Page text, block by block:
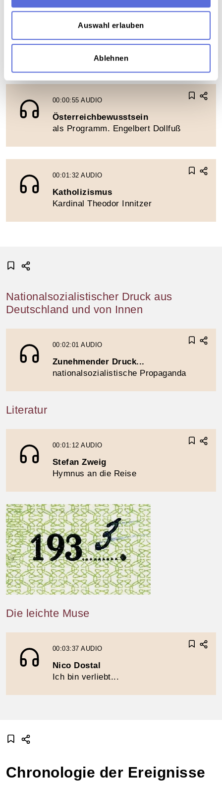
Auswahl erlauben
Ablehnen
©
00:00:55AUDIO
Österreichbewusstsein
als Programm. Engelbert Dollfuß
00:01:32AUDIO
Katholizismus
Kardinal Theodor Innitzer
Nationalsozialistischer Druck aus
Deutschland und von Innen
00:02:01AUDIO
Zunehmender Druck...
nationalsozialistische Propaganda
Literatur
00:01:12AUDIO
Stefan Zweig
Hymnus an die Reise
Die leichte Muse
00:03:37AUDIO
Nico Dostal
Ich bin verliebt...
Chronologie der Ereignisse